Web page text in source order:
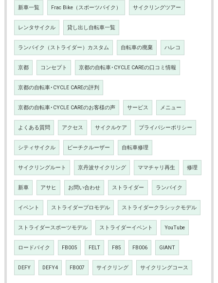
新車一覧 Frac Bike（スポーツバイク） サイクリングツアー
レンタサイクル 貸し出し自転車一覧
ランバイク（ストライダー）カスタム 自転車の廃棄 ハレコ
京都 コンセプト 京都の自転車･CYCLE CAREの口コミ情報
京都の自転車･CYCLE CAREの評判
京都の自転車･CYCLE CAREのお客様の声 サービス メニュー
よくある質問 アクセス サイクルケア プライバシーポリシー
シティサイクル ビーチクルーザー 自転車修理
サイクリングルート 京丹波サイクリング ママチャリ再生 修理
新車 アサヒ お問い合わせ ストライダー ランバイク
イベント ストライダープロモデル ストライダークラシックモデル
ストライダースポーツモデル ストライダーイベント YouTube
ロードバイク FB005 FELT F85 FB006 GIANT
DEFY DEFY4 FB007 サイクリング サイクリングコース